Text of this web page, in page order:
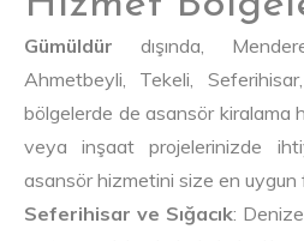
Gümüldür dışında,
Ahmetbeyli, Tekeli,
bölgelerde de asansör kiralama
veya inşaat projelerinizde
asansör hizmetini size en uygun
Seferihisar ve Sığacık: